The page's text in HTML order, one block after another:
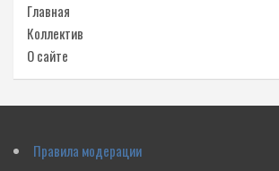
Главная
Коллектив
О сайте
Правила модерации